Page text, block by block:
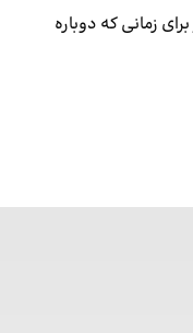
زمانی که دوباره